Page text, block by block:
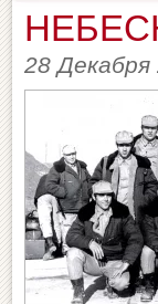
28 Декабря